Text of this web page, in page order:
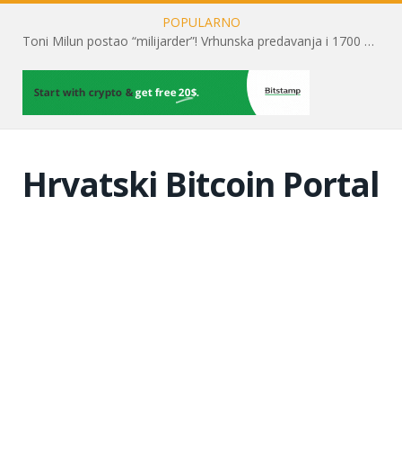
POPULARNO
Toni Milun postao “milijarder”! Vrhunska predavanja i 1700 posjetitelja obilježili su mjesec financijske pismenosti
Hrvatski Bitcoin Portal